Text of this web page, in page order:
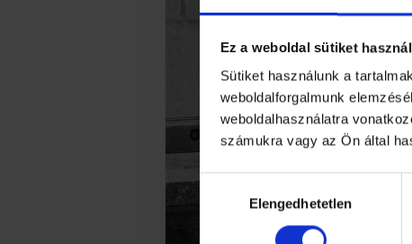
Ez a weboldal sütiket használ
Sütiket használunk a
weboldalforgalmunk
weboldalhasználatra
számukra vagy az Ön által
Hozzájárulás
kiválasztásaElengedhetetlen